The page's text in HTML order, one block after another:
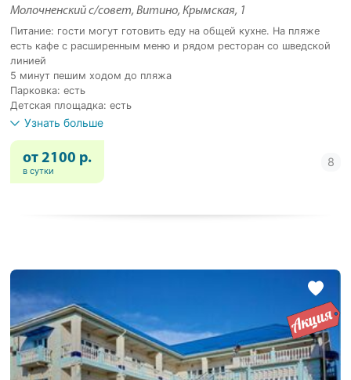
Молочненский с/совет, Витино, Крымская, 1
Питание: гости могут готовить еду на общей кухне. На пляже
есть кафе с расширенным меню и рядом ресторан со шведской
линией
5 минут пешим ходом до пляжа
Парковка: есть
Детская площадка: есть
Узнать больше
от 2100 р.
в сутки